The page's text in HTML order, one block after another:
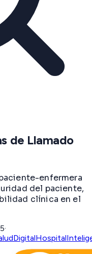
de Llamado
enfermera
del paciente,
clínica en el
·